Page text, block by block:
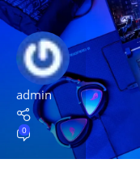
admin
0